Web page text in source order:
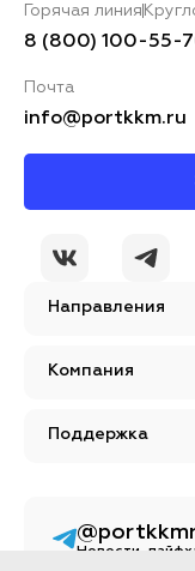
Направления
Компания
Поддержка
Горячая линия
8 (800) 100-55-
Почта
info@portkkm.ru
Новости,